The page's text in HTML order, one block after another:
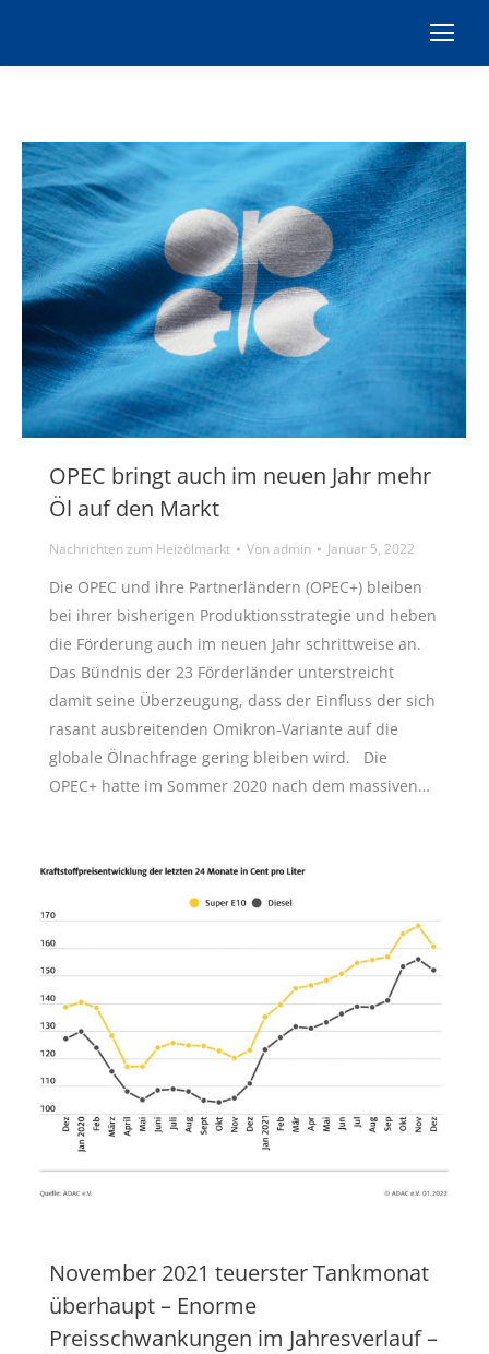
OPEC bringt auch im neuen Jahr mehr
Öl auf den Markt
Nachrichten zum Heizölmarkt Vonadmin Januar 5, 2022
Die OPEC und ihre Partnerländern (OPEC+) bleiben
bei ihrer bisherigen Produktionsstrategie und heben
die Förderung auch im neuen Jahr schrittweise an.
Das Bündnis der 23 Förderländer unterstreicht
damit seine Überzeugung, dass der Einfluss der sich
rasant ausbreitenden Omikron-Variante auf die
globale Ölnachfrage gering bleiben wird. Die
OPEC+ hatte im Sommer 2020 nach dem massiven…
November 2021 teuerster Tankmonat
überhaupt – Enorme
Preisschwankungen im Jahresverlauf –